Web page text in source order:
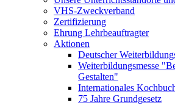
VHS-Zweckverband
Zertifizierung
Ehrung Lehrbeauftragter
Aktionen
Deutscher
Weiterbildungsmesse
Gestalten"
Internationales
75 Jahre Grundgesetz